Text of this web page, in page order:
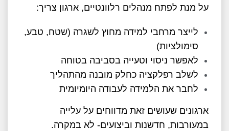
על מנת לפתח מנהלים רלוונטיים, ארגון צריך:
לייצר מרחבי למידה מחוץ לשגרה (שטח, טבע,
סימולציות)
לאפשר ניסוי וטעייה בסביבה בטוחה
לשלב רפלקציה כחלק מובנה מהתהליך
לחבר את הלמידה לעבודה היומיומית
ארגונים שעושים זאת מדווחים על עלייה
במעורבות, חדשנות וביצועים- לא במקרה.